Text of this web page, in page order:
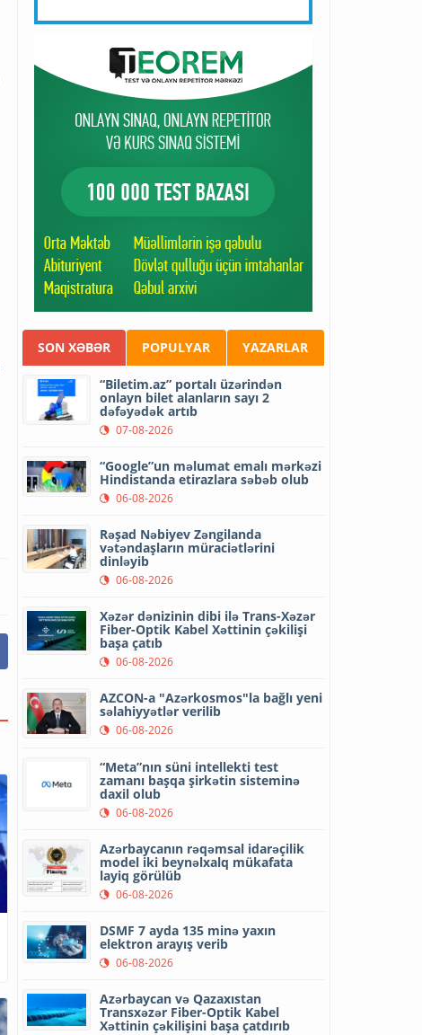
SON XƏBƏR POPULYAR YAZARLAR
“Biletim.az” portalı üzərindən
onlayn bilet alanların sayı 2
dəfəyədək artıb
07-08-2026
“Google”un məlumat emalı mərkəzi
Hindistanda etirazlara səbəb olub
06-08-2026
Rəşad Nəbiyev Zəngilanda
vətəndaşların müraciətlərini
dinləyib
06-08-2026
Xəzər dənizinin dibi ilə Trans-Xəzər
Fiber-Optik Kabel Xəttinin çəkilişi
başa çatıb
06-08-2026
AZCON-a "Azərkosmos"la bağlı yeni
səlahiyyətlər verilib
06-08-2026
“Meta”nın süni intellekti test
zamanı başqa şirkətin sisteminə
daxil olub
06-08-2026
Azərbaycanın rəqəmsal idarəçilik
model iki beynəlxalq mükafata
layiq görülüb
06-08-2026
DSMF 7 ayda 135 minə yaxın
elektron arayış verib
06-08-2026
Azərbaycan və Qazaxıstan
Transxəzər Fiber-Optik Kabel
Xəttinin çəkilişini başa çatdırıb